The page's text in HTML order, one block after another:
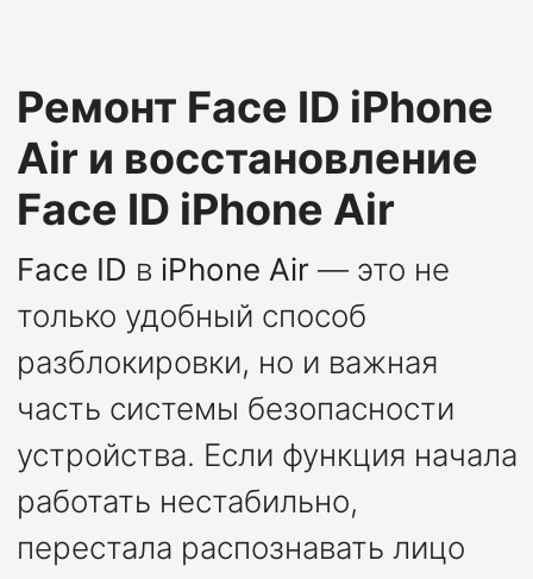
Ремонт Face ID iPhone
Air и восстановление
Face ID iPhone Air
Face ID в iPhone Air — это не
только удобный способ
разблокировки, но и важная
часть системы безопасности
устройства. Если функция начала
работать нестабильно,
перестала распознавать лицо